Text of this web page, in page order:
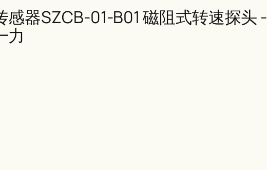
感器SZCB-01-B01 磁阻式转速探头 -
力